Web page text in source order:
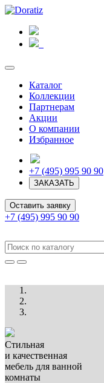
Каталог
Коллекции
Партнерам
Акции
О компании
Избранное
+7 (495) 995 90 90
ЗАКАЗАТЬ
Оставить заявку
+7 (495) 995 90 90
Стильная
и качественная
мебель для ванной
комнаты